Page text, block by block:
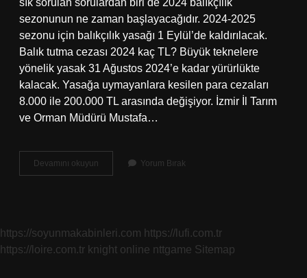
sık sorulan sorulardan biri de 2024 balıkçılık
sezonunun ne zaman başlayacağıdır. 2024-2025
sezonu için balıkçılık yasağı 1 Eylül’de kaldırılacak.
Balık tutma cezası 2024 kaç TL? Büyük teknelere
yönelik yasak 31 Ağustos 2024’e kadar yürürlükte
kalacak. Yasağa uymayanlara kesilen para cezaları
8.000 ile 200.000 TL arasında değişiyor. İzmir İl Tarım
ve Orman Müdürü Mustafa…
Devamını okuyun
Kişi
Yorum Bırak
https://soyunmakabinleri.com https://lufi.com.tr
https://loire.com.tr knight online nttgame Sitemap